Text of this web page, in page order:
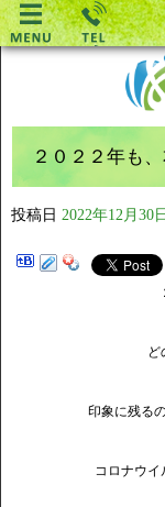
２０２２年も
投稿日 2022年12月30
ど
印象に残る
コロナウ